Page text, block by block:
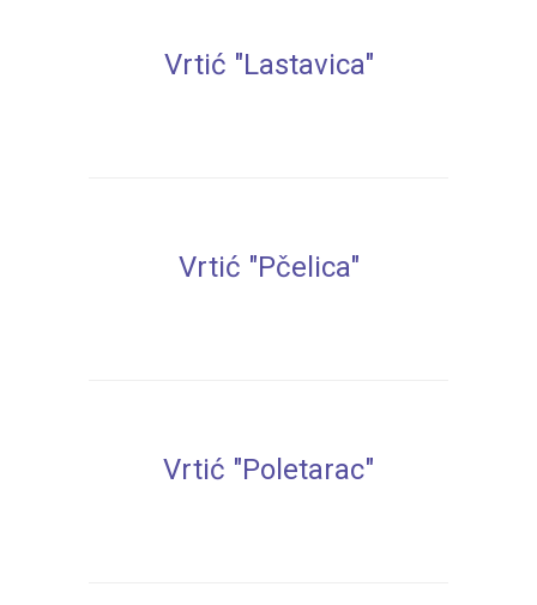
Vrtić "Lastavica"
Vrtić "Pčelica"
Vrtić "Poletarac"